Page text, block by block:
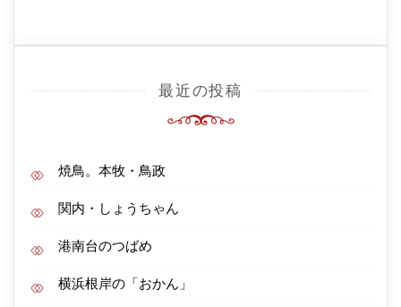
最近の投稿
焼鳥。本牧・鳥政
関内・しょうちゃん
港南台のつばめ
横浜根岸の「おかん」